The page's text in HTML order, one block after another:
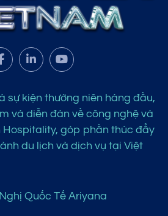
sự kiện thường niên hàng đầu,
và diễn đàn về công nghệ và
góp phần thúc đẩy
du lịch và dịch vụ tại Việt
Quốc Tế Ariyana